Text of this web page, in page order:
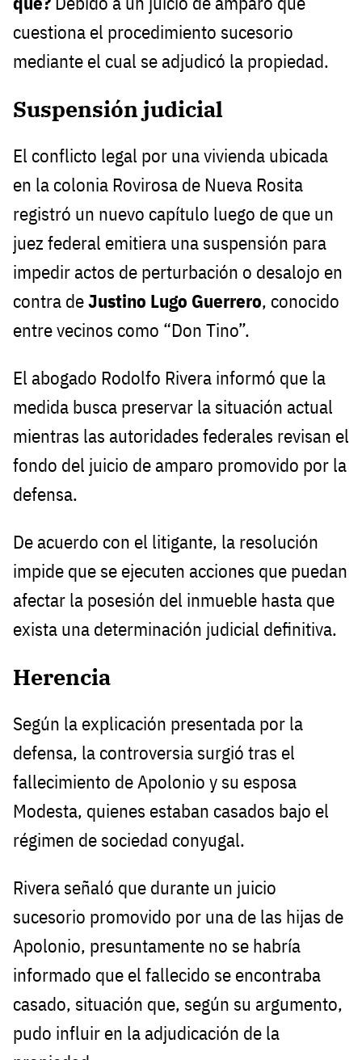
cuestiona el procedimiento sucesorio
mediante el cual se adjudicó la propiedad.
Suspensión judicial
El conflicto legal por una vivienda ubicada
en la colonia Rovirosa de Nueva Rosita
registró un nuevo capítulo luego de que un
juez federal emitiera una suspensión para
impedir actos de perturbación o desalojo en
contra deJustino Lugo Guerrero, conocido
entre vecinos como “Don Tino”.
El abogado Rodolfo Rivera informó que la
medida busca preservar la situación actual
mientras las autoridades federales revisan el
fondo del juicio de amparo promovido por la
defensa.
De acuerdo con el litigante, la resolución
impide que se ejecuten acciones que puedan
afectar la posesión del inmueble hasta que
exista una determinación judicial definitiva.
Herencia
Según la explicación presentada por la
defensa, la controversia surgió tras el
fallecimiento de Apolonio y su esposa
Modesta, quienes estaban casados bajo el
régimen de sociedad conyugal.
Rivera señaló que durante un juicio
sucesorio promovido por una de las hijas de
Apolonio, presuntamente no se habría
informado que el fallecido se encontraba
casado, situación que, según su argumento,
pudo influir en la adjudicación de la